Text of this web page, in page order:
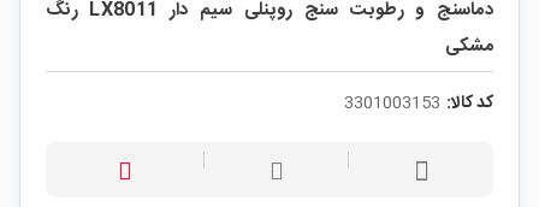
دماسنج و رطوبت سنج روپنلی سیم دار LX8011 رنگ
مشکی
کد کالا: 3301003153